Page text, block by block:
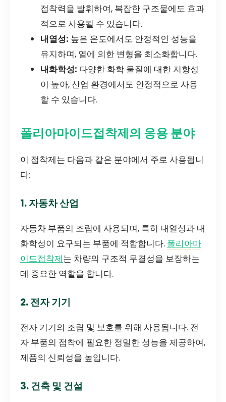
접착력을 발휘하여, 복잡한 구조물에도 효과
적으로 사용될 수 있습니다.
내열성: 높은 온도에서도 안정적인 성능을
유지하며, 열에 의한 변형을 최소화합니다.
내화학성: 다양한 화학 물질에 대한 저항성
이 높아, 산업 환경에서도 안정적으로 사용
할 수 있습니다.
폴리아마이드접착제의 응용 분야
이 접착제는 다음과 같은 분야에서 주로 사용됩니
다:
1. 자동차 산업
자동차 부품의 조립에 사용되며, 특히 내열성과 내
화학성이 요구되는 부품에 적합합니다. 폴리아마
이드접착제는 차량의 구조적 무결성을 보장하는
데 중요한 역할을 합니다.
2. 전자 기기
전자 기기의 조립 및 보호를 위해 사용됩니다. 전
자 부품의 접착에 필요한 정밀한 성능을 제공하여,
제품의 신뢰성을 높입니다.
3. 건축 및 건설